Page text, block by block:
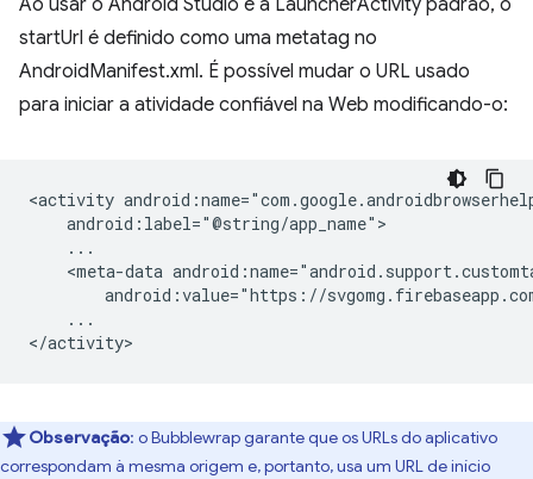
Ao usar o Android Studio e a LauncherActivity padrão, o
startUrl é definido como uma metatag no
AndroidManifest.xml. É possível mudar o URL usado
para iniciar a atividade confiável na Web modificando-o:
<activity
<meta-data
android:value="https://
...
Observação: o Bubblewrap garante que os URLs do aplicativo
correspondam à mesma origem e, portanto, usa um URL de início